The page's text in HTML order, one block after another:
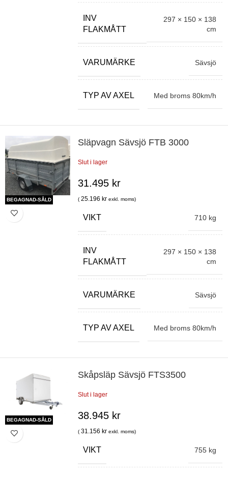
INV
FLAKMÅTT
297 × 150 × 138
cm
VARUMÄRKE Sävsjö
TYP AV AXEL Med broms 80km/h
BEGAGNAD-SÅLD
Släpvagn Sävsjö FTB 3000
Slut i lager
31.495 kr
(25.196 kr exkl. moms)
VIKT 710 kg
INV
FLAKMÅTT
297 × 150 × 138
cm
VARUMÄRKE Sävsjö
TYP AV AXEL Med broms 80km/h
BEGAGNAD-SÅLD
Skåpsläp Sävsjö FTS3500
Slut i lager
38.945 kr
(31.156 kr exkl. moms)
VIKT 755 kg